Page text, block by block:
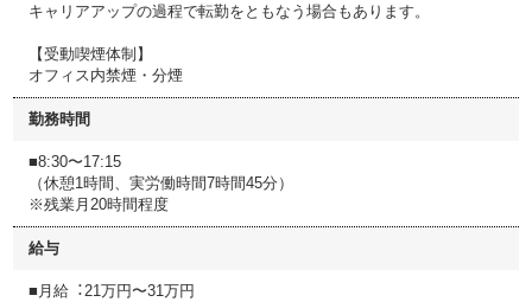
キャリアアップの過程で転勤をともなう場合もあります。
【受動喫煙体制】
オフィス内禁煙・分煙
勤務時間
■8:30〜17:15
（休憩1時間、実労働時間7時間45分）
※残業⽉20時間程度
給与
■⽉給︓21万円〜31万円